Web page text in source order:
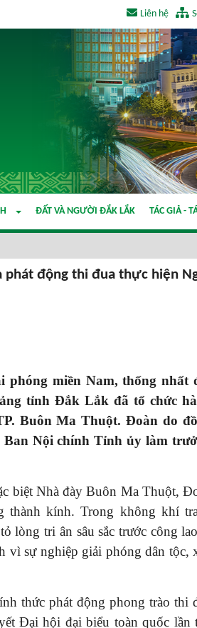
Liên hệ
ĐẤT VÀ NGƯỜI ĐẮK LẮK TÁC GIẢ -
phát động thi đua thực hiện
miền Nam, thống nhất
tỉnh Đắk Lắk đã tổ chức
Buôn Ma Thuột. Đoàn do
Nội chính Tỉnh ủy làm
biệt Nhà đày Buôn Ma Thuột,
thành kính. Trong không khí
lòng tri ân sâu sắc trước công
vì sự nghiệp giải phóng dân tộc,
thức phát động phong trào thi
Đại hội đại biểu toàn quốc lần